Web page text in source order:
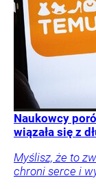
Naukowcy
wiązała się z
Myślisz, że to
chroni serce i